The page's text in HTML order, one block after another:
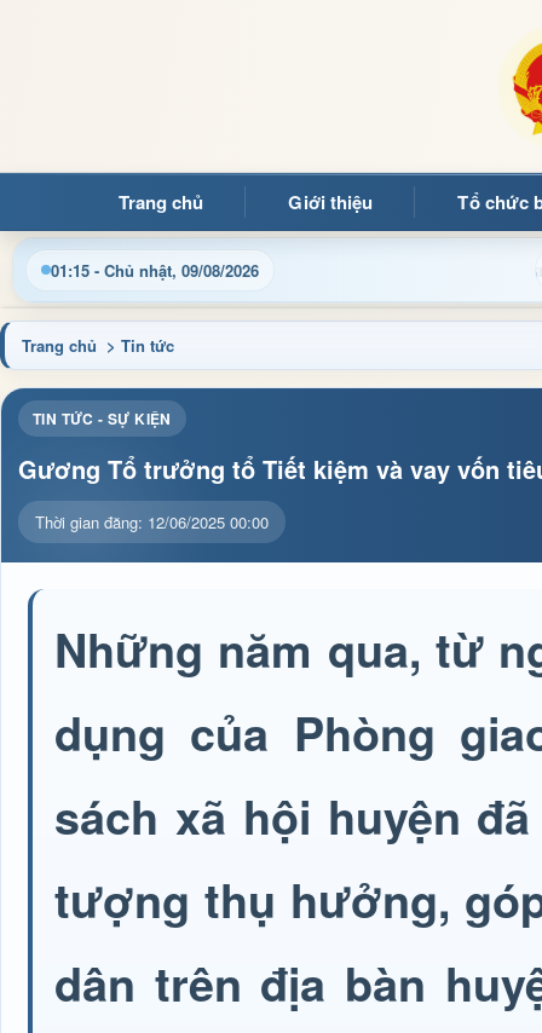
Trang chủ Giới thiệu Tổ chức
01:15 - Chủ nhật, 09/08/2026Chào mừng quý bạn đọc đến với Trang
Trang chủ > Tin tức
TIN TỨC - SỰ KIỆN
Gương Tổ trưởng tổ Tiết kiệm và vay vốn
Thời gian đăng: 12/06/2025 00:00
Những năm qua, từ
dụng của Phòng
sách xã hội huyện
tượng thụ hưởng,
dân trên địa bàn